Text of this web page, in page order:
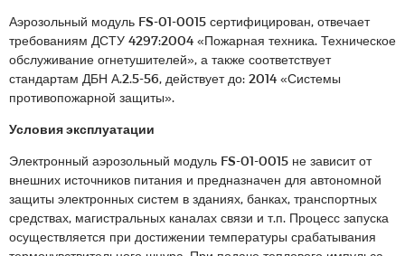
Аэрозольный модуль FS-01-0015 сертифицирован, отвечает
требованиям ДСТУ 4297:2004 «Пожарная техника. Техническое
обслуживание огнетушителей», а также соответствует
стандартам ДБН А.2.5-56, действует до: 2014 «Системы
противопожарной защиты».
Условия эксплуатации
Электронный аэрозольный модуль FS-01-0015 не зависит от
внешних источников питания и предназначен для автономной
защиты электронных систем в зданиях, банках, транспортных
средствах, магистральных каналах связи и т.п. Процесс запуска
осуществляется при достижении температуры срабатывания